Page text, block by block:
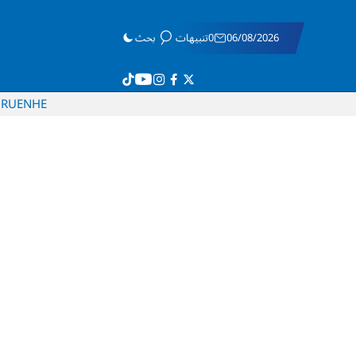
06/08/2026 0تنبيهات بحث
HE
EN
RU